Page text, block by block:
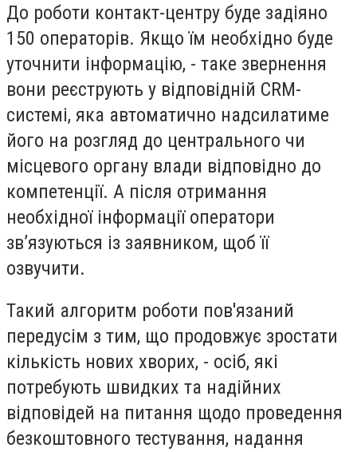
До роботи контакт-центру буде задіяно
150 операторів. Якщо їм необхідно буде
уточнити інформацію, - таке звернення
вони реєструють у відповідній CRM-
системі, яка автоматично надсилатиме
його на розгляд до центрального чи
місцевого органу влади відповідно до
компетенції. А після отримання
необхідної інформації оператори
зв’язуються із заявником, щоб її
озвучити.
Такий алгоритм роботи пов'язаний
передусім з тим, що продовжує зростати
кількість нових хворих, - осіб, які
потребують швидких та надійних
відповідей на питання щодо проведення
безкоштовного тестування, надання